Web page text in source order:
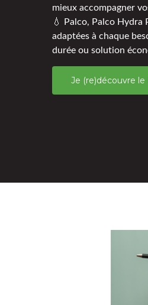
mieux accompagner
💧 Palco, Palco
adaptées à chaque
durée ou solution
Je (re)découvre le